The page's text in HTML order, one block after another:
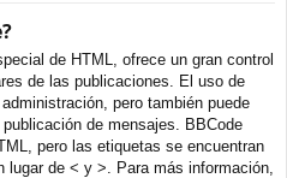
de HTML, ofrece un gran control
de las publicaciones. El uso de
pero también puede
de mensajes. BBCode
pero las etiquetas se encuentran
de < y >. Para más información,